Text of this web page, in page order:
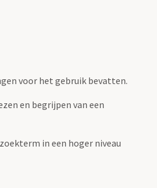
voor het gebruik bevatten.
en begrijpen van een
in een hoger niveau